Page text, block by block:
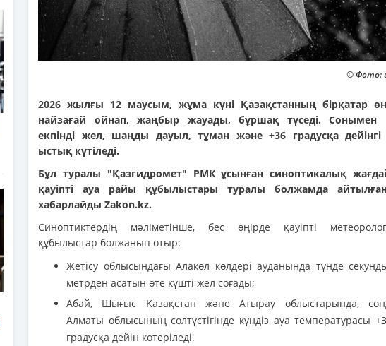
© Фото:
2026 жылғы 12 маусым, жұма күні Қазақстанның бірқатар
найзағай ойнап, жаңбыр жауады, бұршақ түседі. Сонымен
екпінді жел, шаңды дауыл, тұман және +36 градусқа дейінгі
ыстық күтіледі.
Бұл туралы "Қазгидромет" РМК ұсынған синоптикалық
қауіпті ауа райы құбылыстары туралы болжамда
хабарлайды Zakon.kz.
Синоптиктердің мәліметінше, бес өңірде қауіпті
құбылыстар болжанып отыр:
Жетісу облысындағы Алакөл көлдері ауданында түнде
метрден асатын өте күшті жел соғады;
Абай, Шығыс Қазақстан және Атырау облыстарында,
Алматы облысының солтүстігінде күндіз ауа температурасы
градусқа дейін көтеріледі.